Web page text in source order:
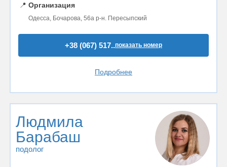
📍 Организация
Одесса, Бочарова, 56а р-н. Пересыпский
+38 (067) 517..показать номер
Подробнее
Людмила
Барабаш
подолог